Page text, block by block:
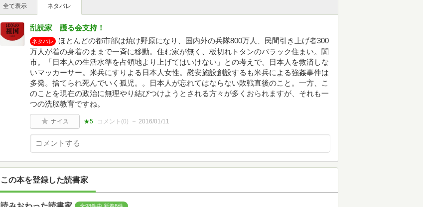
全て表示 ネタバレ
乱読家 護る会支持！
ネタバレ
ほとんどの都市部は焼け野原になり、国内外の兵隊800万人、民間引き上げ者300
万人が着の身着のままで一斉に移動。住む家が無く、板切れトタンのバラック住まい。闇
市。「日本人の生活水準を占領地より上げてはいけない」との考えで、日本人を救済しな
いマッカーサー。米兵にすりよる日本人女性。慰安施設創設するも米兵による強姦事件は
多発。捨てられ死んでいく孤児。。日本人が忘れてはならない敗戦直後のこと。一方、こ
のことを現在の政治に無理やり結びつけようとされる方々が多くおられますが、それも一
つの洗脳教育ですね。
ナイス ★5 コメント(0) 2016/01/11
この本を登録した読書家
全98件中 新着8件